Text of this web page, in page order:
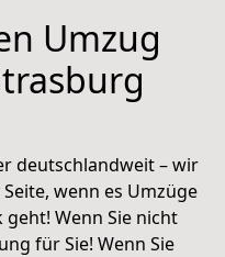
Umzug
deutschlandweit – wir
wenn es Umzüge
Wenn Sie nicht
für Sie! Wenn Sie